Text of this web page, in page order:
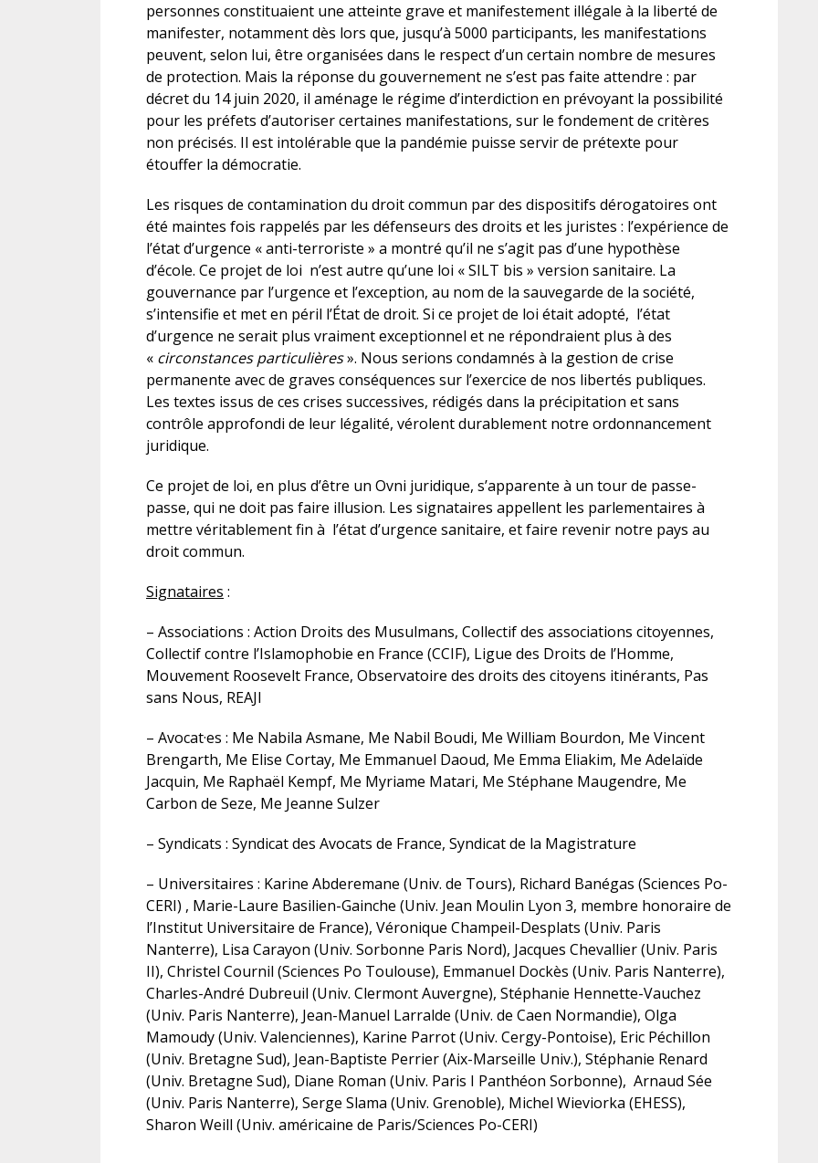
personnes constituaient une atteinte grave et manifestement illégale à la liberté de
manifester, notamment dès lors que, jusqu’à 5000 participants, les manifestations
peuvent, selon lui, être organisées dans le respect d’un certain nombre de mesures
de protection. Mais la réponse du gouvernement ne s’est pas faite attendre : par
décret du 14 juin 2020, il aménage le régime d’interdiction en prévoyant la possibilité
pour les préfets d’autoriser certaines manifestations, sur le fondement de critères
non précisés. Il est intolérable que la pandémie puisse servir de prétexte pour
étouffer la démocratie.
Les risques de contamination du droit commun par des dispositifs dérogatoires ont
été maintes fois rappelés par les défenseurs des droits et les juristes : l’expérience de
l’état d’urgence « anti-terroriste » a montré qu’il ne s’agit pas d’une hypothèse
d’école. Ce projet de loi n’est autre qu’une loi « SILT bis » version sanitaire. La
gouvernance par l’urgence et l’exception, au nom de la sauvegarde de la société,
s’intensifie et met en péril l’État de droit. Si ce projet de loi était adopté, l’état
d’urgence ne serait plus vraiment exceptionnel et ne répondraient plus à des
« circonstances particulières». Nous serions condamnés à la gestion de crise
permanente avec de graves conséquences sur l’exercice de nos libertés publiques.
Les textes issus de ces crises successives, rédigés dans la précipitation et sans
contrôle approfondi de leur légalité, vérolent durablement notre ordonnancement
juridique.
Ce projet de loi, en plus d’être un Ovni juridique, s’apparente à un tour de passe-
passe, qui ne doit pas faire illusion. Les signataires appellent les parlementaires à
mettre véritablement fin à l’état d’urgence sanitaire, et faire revenir notre pays au
droit commun.
Signataires :
– Associations : Action Droits des Musulmans, Collectif des associations citoyennes,
Collectif contre l’Islamophobie en France (CCIF), Ligue des Droits de l’Homme,
Mouvement Roosevelt France, Observatoire des droits des citoyens itinérants, Pas
sans Nous, REAJI
– Avocat·es : Me Nabila Asmane, Me Nabil Boudi, Me William Bourdon, Me Vincent
Brengarth, Me Elise Cortay, Me Emmanuel Daoud, Me Emma Eliakim, Me Adelaïde
Jacquin, Me Raphaël Kempf, Me Myriame Matari, Me Stéphane Maugendre, Me
Carbon de Seze, Me Jeanne Sulzer
– Syndicats : Syndicat des Avocats de France, Syndicat de la Magistrature
– Universitaires : Karine Abderemane (Univ. de Tours), Richard Banégas (Sciences Po-
CERI) , Marie-Laure Basilien-Gainche (Univ. Jean Moulin Lyon 3, membre honoraire de
l’Institut Universitaire de France), Véronique Champeil-Desplats (Univ. Paris
Nanterre), Lisa Carayon (Univ. Sorbonne Paris Nord), Jacques Chevallier (Univ. Paris
II), Christel Cournil (Sciences Po Toulouse), Emmanuel Dockès (Univ. Paris Nanterre),
Charles-André Dubreuil (Univ. Clermont Auvergne), Stéphanie Hennette-Vauchez
(Univ. Paris Nanterre), Jean-Manuel Larralde (Univ. de Caen Normandie), Olga
Mamoudy (Univ. Valenciennes), Karine Parrot (Univ. Cergy-Pontoise), Eric Péchillon
(Univ. Bretagne Sud), Jean-Baptiste Perrier (Aix-Marseille Univ.), Stéphanie Renard
(Univ. Bretagne Sud), Diane Roman (Univ. Paris I Panthéon Sorbonne), Arnaud Sée
(Univ. Paris Nanterre), Serge Slama (Univ. Grenoble), Michel Wieviorka (EHESS),
Sharon Weill (Univ. américaine de Paris/Sciences Po-CERI)